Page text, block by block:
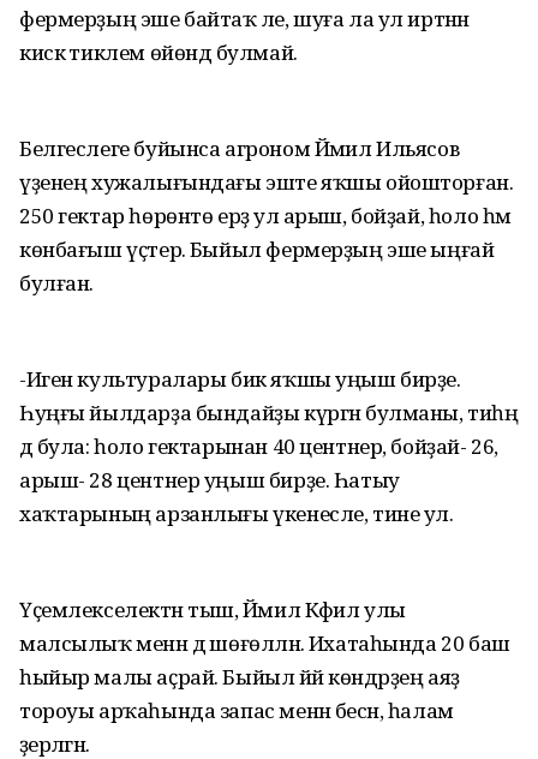
фермерҙың эше байтаҡ әле, шуға ла ул иртәнән
кискә тиклем өйөндә булмай.
Белгеслеге буйынса агроном Йәмил Ильясов
үҙенең хужалығындағы эште яҡшы ойошторған.
250 гектар һөрөнтө ерҙә ул арыш, бойҙай, һоло һәм
көнбағыш үҫтерә. Быйыл фермерҙың эше ыңғай
булған.
-Иген культуралары бик яҡшы уңыш бирҙе.
Һуңғы йылдарҙа бындайҙы күргән булманы, тиһәң
дә була: һоло гектарынан 40 центнер, бойҙай- 26,
арыш- 28 центнер уңыш бирҙе. Һатыу
хаҡтарының арзанлығы үкенесле, тине ул.
Үҫемлекселектән тыш, Йәмил Кәфил улы
малсылыҡ менән дә шөғөлләнә. Ихатаһында 20 баш
һыйыр малы аҫрай. Быйыл йәй көндәрҙең аяҙ
тороуы арҡаһында запас менән бесән, һалам
әҙерләгән.